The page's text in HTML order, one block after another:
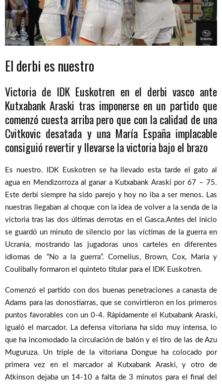
El derbi es nuestro
Victoria de IDK Euskotren en el derbi vasco ante
Kutxabank Araski tras imponerse en un partido que
comenzó cuesta arriba pero que con la calidad de una
Cvitkovic desatada y una María España implacable
consiguió revertir y llevarse la victoria bajo el brazo
Es nuestro. IDK Euskotren se ha llevado esta tarde el gato al
agua en Mendizorroza al ganar a Kutxabank Araski por 67 – 75.
Este derbi siempre ha sido parejo y hoy no iba a ser menos. Las
nuestras llegaban al choque con la idea de volver a la senda de la
victoria tras las dos últimas derrotas en el Gasca.Antes del inicio
se guardó un minuto de silencio por las víctimas de la guerra en
Ucrania, mostrando las jugadoras unos carteles en diferentes
idiomas de “No a la guerra”. Cornelius, Brown, Cox, María y
Coulibally formaron el quinteto titular para el IDK Euskotren.
Comenzó el partido con dos buenas penetraciones a canasta de
Adams para las donostiarras, que se convirtieron en los primeros
puntos favorables con un 0-4. Rápidamente el Kutxabank Araski,
igualó el marcador. La defensa vitoriana ha sido muy intensa, lo
que ha incomodado la circulación de balón y el tiro de las de Azu
Muguruza. Un triple de la vitoriana Dongue ha colocado por
primera vez en el marcador al Kutxabank Araski, y otro de
Atkinson dejaba un 14-10 a falta de 3 minutos para el final del